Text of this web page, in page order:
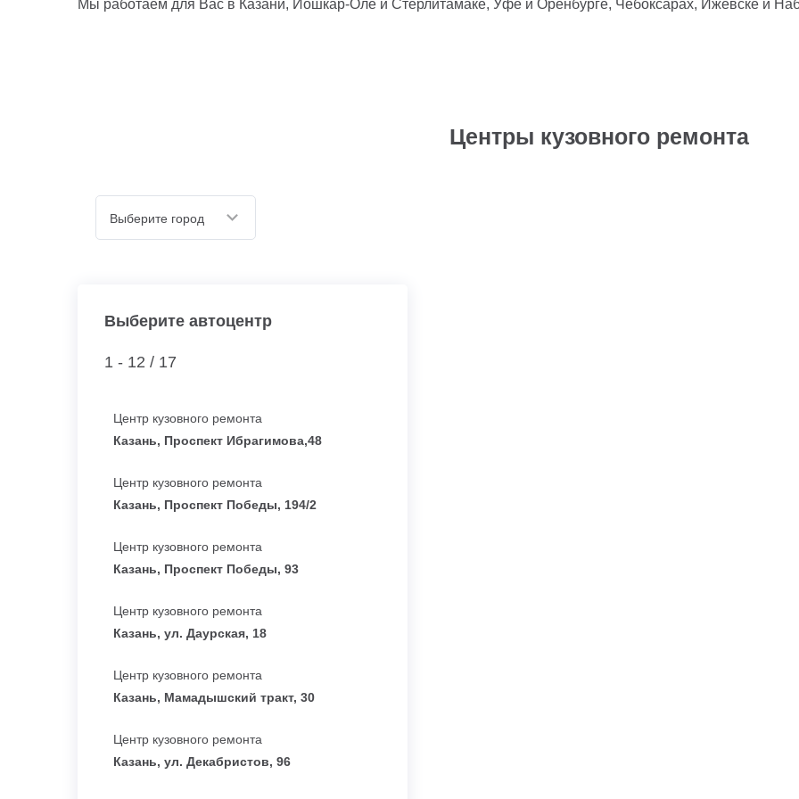
Мы работаем для Вас в Казани, Йошкар-Оле и Стерлитамаке, Уфе и Оренбурге, Чебоксарах, Ижевске и
Центры кузовного ремонта
Выберите город
Выберите автоцентр
1 - 12 / 17
Центр кузовного ремонта
Казань, Проспект Ибрагимова,48
Центр кузовного ремонта
Казань, Проспект Победы, 194/2
Центр кузовного ремонта
Казань, Проспект Победы, 93
Центр кузовного ремонта
Казань, ул. Даурская, 18
Центр кузовного ремонта
Казань, Мамадышский тракт, 30
Центр кузовного ремонта
Казань, ул. Декабристов, 96